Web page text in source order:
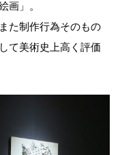
画」。
た制作行為そのもの
て美術史上高く評価